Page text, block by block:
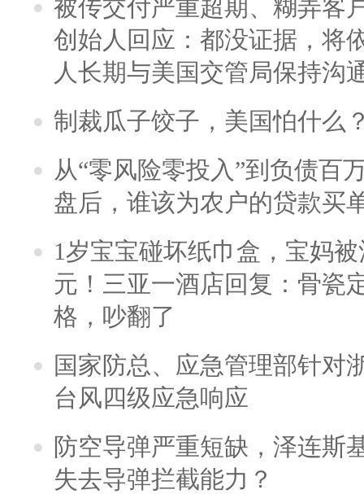
被传交付严重超期、糊弄客
创始人回应：都没证据，将
人长期与美国交管局保持沟
制裁瓜子饺子，美国怕什么
从“零风险零投入”到负债百
盘后，谁该为农户的贷款买
1岁宝宝碰坏纸巾盒，宝妈
元！三亚一酒店回复：骨瓷
格，吵翻了
国家防总、应急管理部针对
台风四级应急响应
防空导弹严重短缺，泽连斯
失去导弹拦截能力？